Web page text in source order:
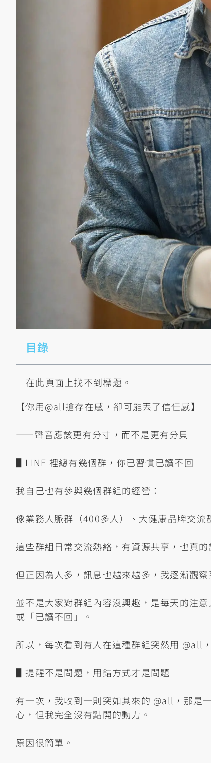
目錄
在此頁面上找不到標題。
【你用@all搶存在感，卻可能丟了信任感】
——聲音應該更有分寸，而不是更有分貝
▋LINE 裡總有幾個群，你已習慣已讀不回
我自己也有參與幾個群組的經營：
像業務人脈群（400多人）、大健康品牌交流
這些群組日常交流熱絡，有資源共享，也真的
但正因為人多，訊息也越來越多，我逐漸觀察
並不是大家對群組內容沒興趣，是每天的注
或「已讀不回」。
所以，每次看到有人在這種群組突然用 @all
▋提醒不是問題，用錯方式才是問題
有一次，我收到一則突如其來的 @all，那是
心，但我完全沒有點開的動力。
原因很簡單。